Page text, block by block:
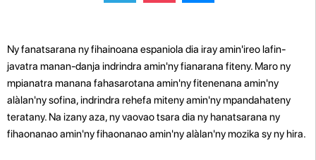
Ny fanatsarana ny fihainoana espaniola dia iray amin'ireo lafin-
javatra manan-danja indrindra amin'ny fianarana fiteny. Maro ny
mpianatra manana fahasarotana amin'ny fitenenana amin'ny
alàlan'ny sofina, indrindra rehefa miteny amin'ny mpandahateny
teratany. Na izany aza, ny vaovao tsara dia ny hanatsarana ny
fihaonanao amin'ny fihaonanao amin'ny alàlan'ny mozika sy ny hira.